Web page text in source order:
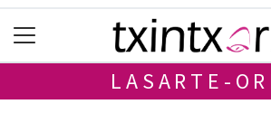
LASARTE-